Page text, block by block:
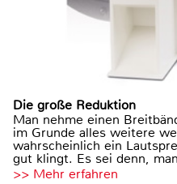
Die große Reduktion
Man nehme einen
im Grunde alles weitere
wahrscheinlich ein
gut klingt. Es sei denn,
>> Mehr erfahren